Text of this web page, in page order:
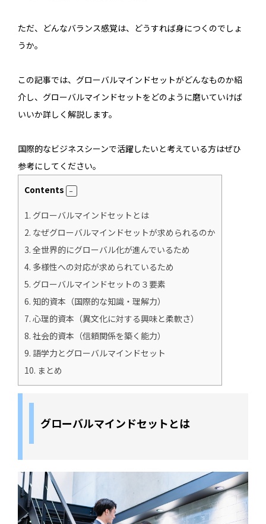
ただ、どんなバランス感覚は、どうすれば身につくのでしょ
うか。
この記事では、グローバルマインドセットがどんなものか紹
介し、グローバルマインドセットをどのように磨いていけば
いいか詳しく解説します。
国際的なビジネスシーンで活躍したいと考えている方はぜひ
参考にしてください。
Contents
1. グローバルマインドセットとは
2. なぜグローバルマインドセットが求められるのか
3. 全世界的にグローバル化が進んでいるため
4. 多様性への対応が求められているため
5. グローバルマインドセットの３要素
6. 知的資本（国際的な知識・理解力）
7. 心理的資本（異文化に対する興味と柔軟さ）
8. 社会的資本（信頼関係を築く能力）
9. 語学力とグローバルマインドセット
10. まとめ
グローバルマインドセットとは